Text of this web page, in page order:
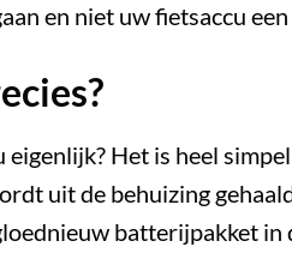
en niet uw fietsaccu
Het is heel
uit de behuizing
batterijpakket in